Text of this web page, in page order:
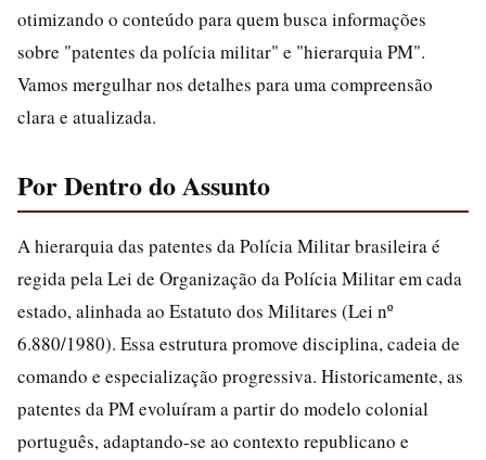
otimizando o conteúdo para quem busca informações
sobre "patentes da polícia militar" e "hierarquia PM".
Vamos mergulhar nos detalhes para uma compreensão
clara e atualizada.
Por Dentro do Assunto
A hierarquia das patentes da Polícia Militar brasileira é
regida pela Lei de Organização da Polícia Militar em cada
estado, alinhada ao Estatuto dos Militares (Lei nº
6.880/1980). Essa estrutura promove disciplina, cadeia de
comando e especialização progressiva. Historicamente, as
patentes da PM evoluíram a partir do modelo colonial
português, adaptando-se ao contexto republicano e